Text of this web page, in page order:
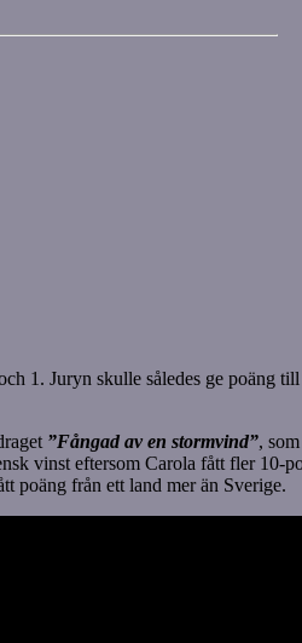
1. Juryn skulle således ge poäng
”Fångad av en stormvind”,
vinst eftersom Carola fått fler 10-
poäng från ett land mer än Sverige.